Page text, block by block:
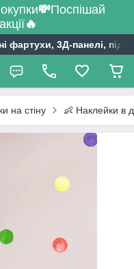
💸Поспішай
🔥
фартухи, 3Д-панелі,
на стіну 👶 Наклейки в